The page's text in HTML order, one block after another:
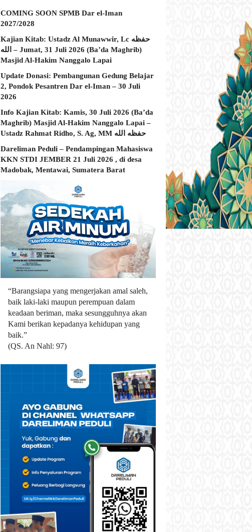
COMING SOON SPMB Dar el-Iman
2027/2028
Kajian Kitab: Ustadz Al Munawwir, Lc حفظه
الله – Jumat, 31 Juli 2026 (Ba’da Maghrib)
Masjid Al-Hakim Nanggalo Lapai
Update Donasi: Pembangunan Gedung Belajar
2, Pondok Pesantren Dar el-Iman – 30 Juli
2026
Info Kajian Kitab: Kamis, 30 Juli 2026 (Ba’da
Maghrib) Masjid Al-Hakim Nanggalo Lapai –
Ustadz Rahmat Ridho, S. Ag, MM حفظه الله
Dareliman Peduli – Pendampingan Mahasiswa
KKN STDI JEMBER 21 Juli 2026 , di desa
Madobak, Mentawai, Sumatera Barat
“Barangsiapa yang mengerjakan amal saleh,
baik laki-laki maupun perempuan dalam
keadaan beriman, maka sesungguhnya akan
Kami berikan kepadanya kehidupan yang
baik.”
(QS. An Nahl: 97)